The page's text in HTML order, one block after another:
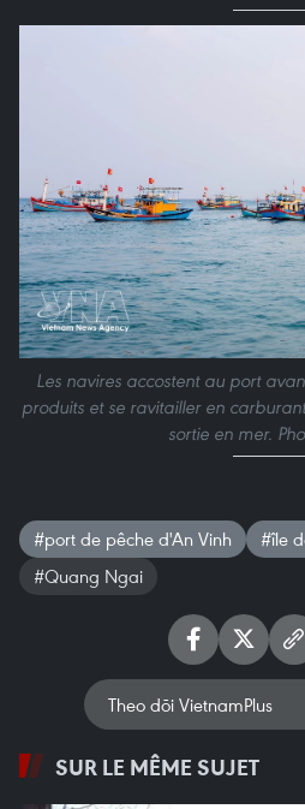
Les navires accostent au port
produits et se ravitailler en
sortie en mer.
#port de pêche d'An Vinh
#île
#Quang Ngai
Theo dõi VietnamPlus
SUR LE MÊME SUJET